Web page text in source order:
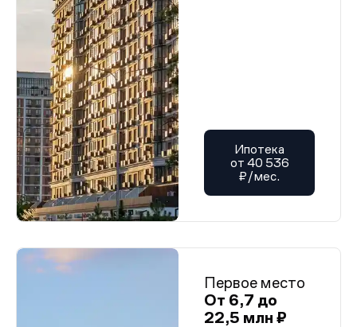
Ипотека
от 40 536
₽/мес.
Первое место
От 6,7 до
22,5 млн ₽